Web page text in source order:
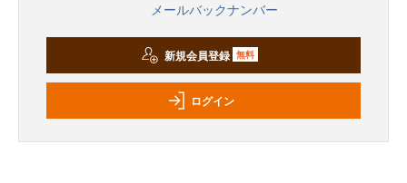
メールバックナンバー
新規会員登録 無料
ログイン